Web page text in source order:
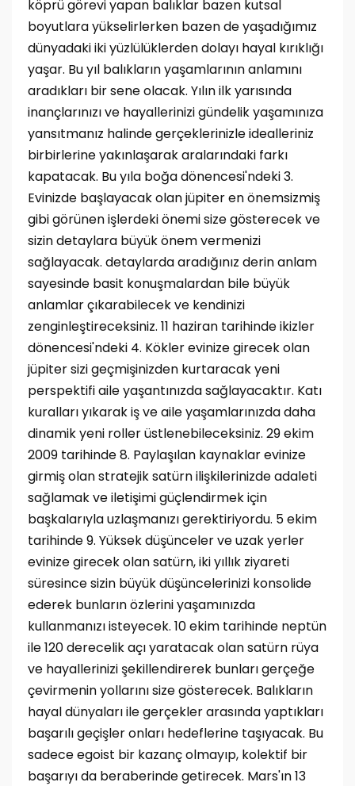
köprü görevi yapan balıklar bazen kutsal
boyutlara yükselirlerken bazen de yaşadığımız
dünyadaki iki yüzlülüklerden dolayı hayal kırıklığı
yaşar. Bu yıl balıkların yaşamlarının anlamını
aradıkları bir sene olacak. Yılın ilk yarısında
inançlarınızı ve hayallerinizi gündelik yaşamınıza
yansıtmanız halinde gerçeklerinizle idealleriniz
birbirlerine yakınlaşarak aralarındaki farkı
kapatacak. Bu yıla boğa dönencesi'ndeki 3.
Evinizde başlayacak olan jüpiter en önemsizmiş
gibi görünen işlerdeki önemi size gösterecek ve
sizin detaylara büyük önem vermenizi
sağlayacak. detaylarda aradığınız derin anlam
sayesinde basit konuşmalardan bile büyük
anlamlar çıkarabilecek ve kendinizi
zenginleştireceksiniz. 11 haziran tarihinde ikizler
dönencesi'ndeki 4. Kökler evinize girecek olan
jüpiter sizi geçmişinizden kurtaracak yeni
perspektifi aile yaşantınızda sağlayacaktır. Katı
kuralları yıkarak iş ve aile yaşamlarınızda daha
dinamik yeni roller üstlenebileceksiniz. 29 ekim
2009 tarihinde 8. Paylaşılan kaynaklar evinize
girmiş olan stratejik satürn ilişkilerinizde adaleti
sağlamak ve iletişimi güçlendirmek için
başkalarıyla uzlaşmanızı gerektiriyordu. 5 ekim
tarihinde 9. Yüksek düşünceler ve uzak yerler
evinize girecek olan satürn, iki yıllık ziyareti
süresince sizin büyük düşüncelerinizi konsolide
ederek bunların özlerini yaşamınızda
kullanmanızı isteyecek. 10 ekim tarihinde neptün
ile 120 derecelik açı yaratacak olan satürn rüya
ve hayallerinizi şekillendirerek bunları gerçeğe
çevirmenin yollarını size gösterecek. Balıkların
hayal dünyaları ile gerçekler arasında yaptıkları
başarılı geçişler onları hedeflerine taşıyacak. Bu
sadece egoist bir kazanç olmayıp, kolektif bir
başarıyı da beraberinde getirecek. Mars'ın 13